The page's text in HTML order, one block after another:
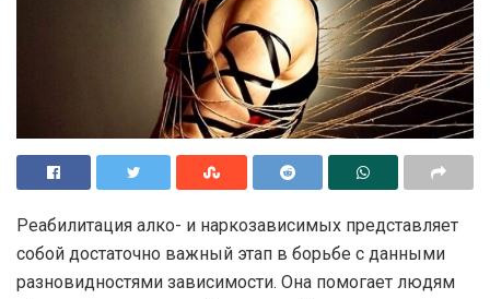
Реабилитация алко- и наркозависимых представляет
собой достаточно важный этап в борьбе с данными
разновидностями зависимости. Она помогает людям